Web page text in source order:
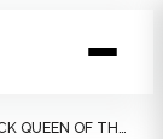
GIFT PACK QUEEN OF THE NIGHT Подарочный набор(диффузор 100мл, бутон розы, 2 спрея по 10 мл, свеча 75